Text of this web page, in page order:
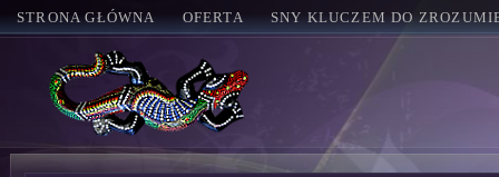
STRONA GŁÓWNA OFERTA SNY KLUCZEM DO